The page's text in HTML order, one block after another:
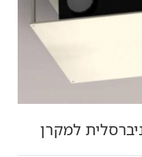
למקרן